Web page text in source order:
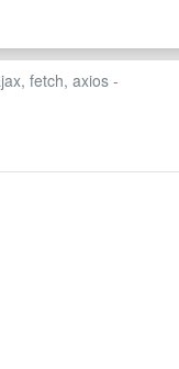
fetch, axios -